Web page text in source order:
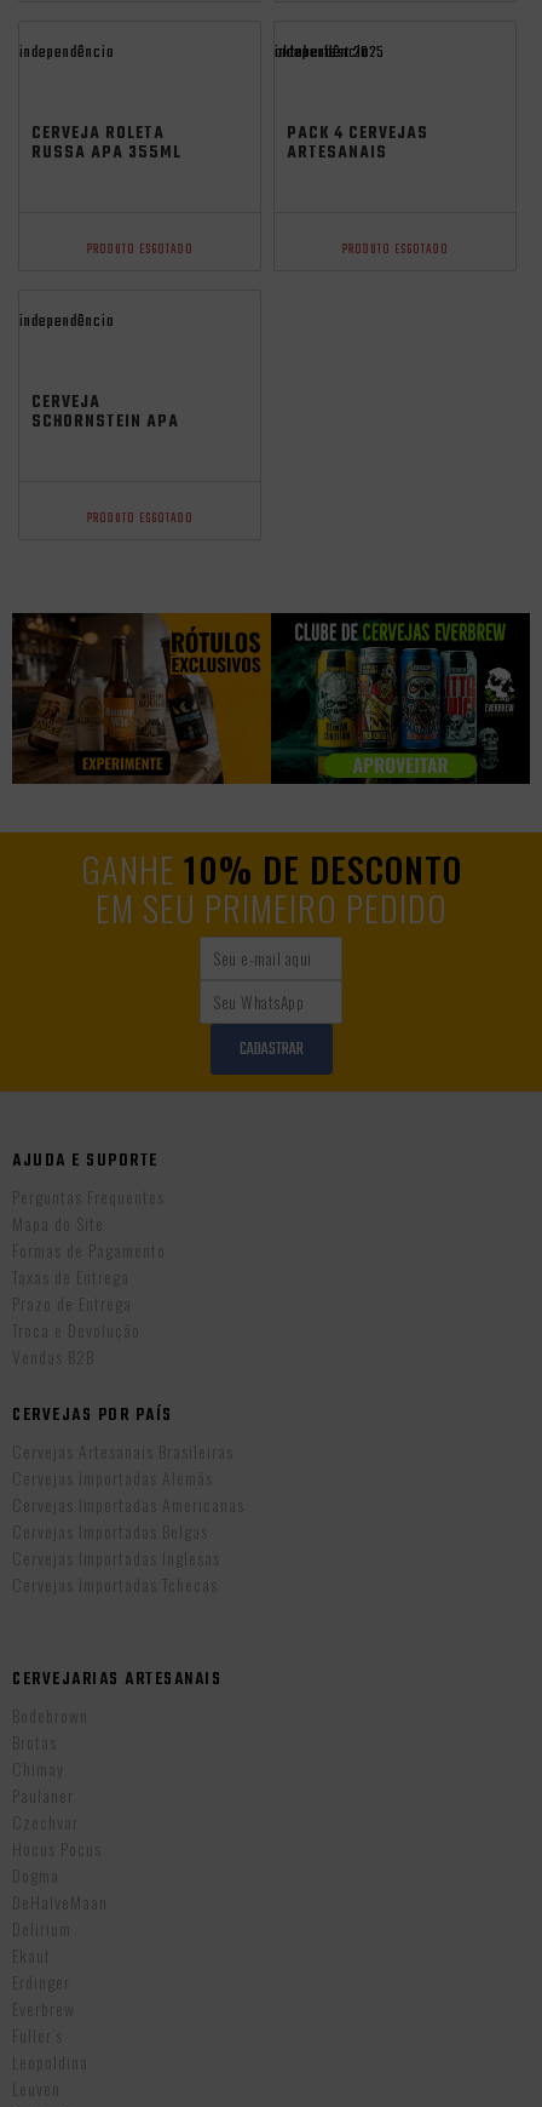
independência
CERVEJA ROLETA
RUSSA APA 355ML
PRODUTO ESGOTADO
independência
oktoberfest 2025
PACK 4 CERVEJAS
ARTESANAIS
PRODUTO ESGOTADO
independência
CERVEJA
SCHORNSTEIN APA
PRODUTO ESGOTADO
GANHE 10% DE DESCONTO
EM SEU PRIMEIRO PEDIDO
CADASTRAR
AJUDA E SUPORTE
Perguntas Frequentes
Mapa do Site
Formas de Pagamento
Taxas de Entrega
Prazo de Entrega
Troca e Devolução
Vendas B2B
CERVEJAS POR PAÍS
Cervejas Artesanais Brasileiras
Cervejas Importadas Alemãs
Cervejas Importadas Americanas
Cervejas Importadas Belgas
Cervejas Importadas Inglesas
Cervejas Importadas Tchecas
CERVEJARIAS ARTESANAIS
Bodebrown
Brotas
Chimay
Paulaner
Czechvar
Hocus Pocus
Dogma
DeHalveMaan
Delirium
Ekaut
Erdinger
Everbrew
Fuller’s
Leopoldina
Leuven